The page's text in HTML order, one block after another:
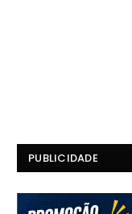
PUBLICIDADE